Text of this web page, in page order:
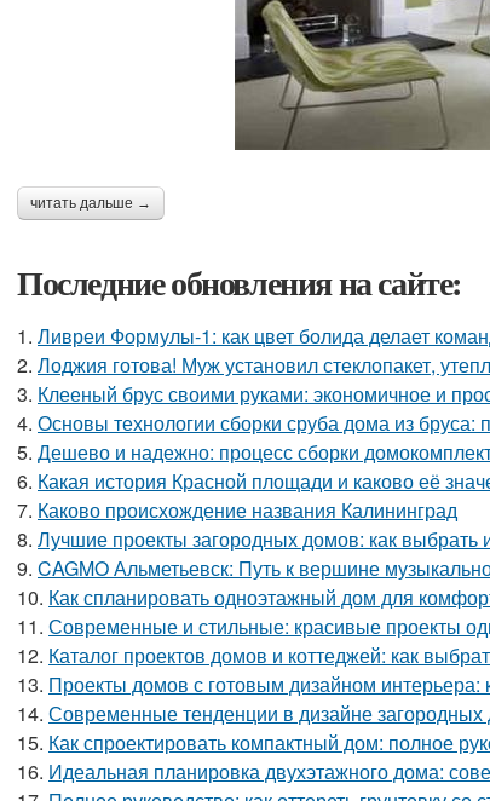
читать дальше →
Последние обновления на сайте:
1. Ливреи Формулы-1: как цвет болида делает
2. Лоджия готова! Муж установил стеклопакет,
3. Клееный брус своими руками: экономичное и
4. Основы технологии сборки сруба дома из бруса:
5. Дешево и надежно: процесс сборки
6. Какая история Красной площади и каково её
7. Каково происхождение названия Калининград
8. Лучшие проекты загородных домов: как выбрать
9. CAGMO Альметьевск: Путь к вершине
10. Как спланировать одноэтажный дом для
11. Современные и стильные: красивые проекты
12. Каталог проектов домов и коттеджей: как
13. Проекты домов с готовым дизайном интерьера:
14. Современные тенденции в дизайне загородных
15. Как спроектировать компактный дом: полное
16. Идеальная планировка двухэтажного дома: